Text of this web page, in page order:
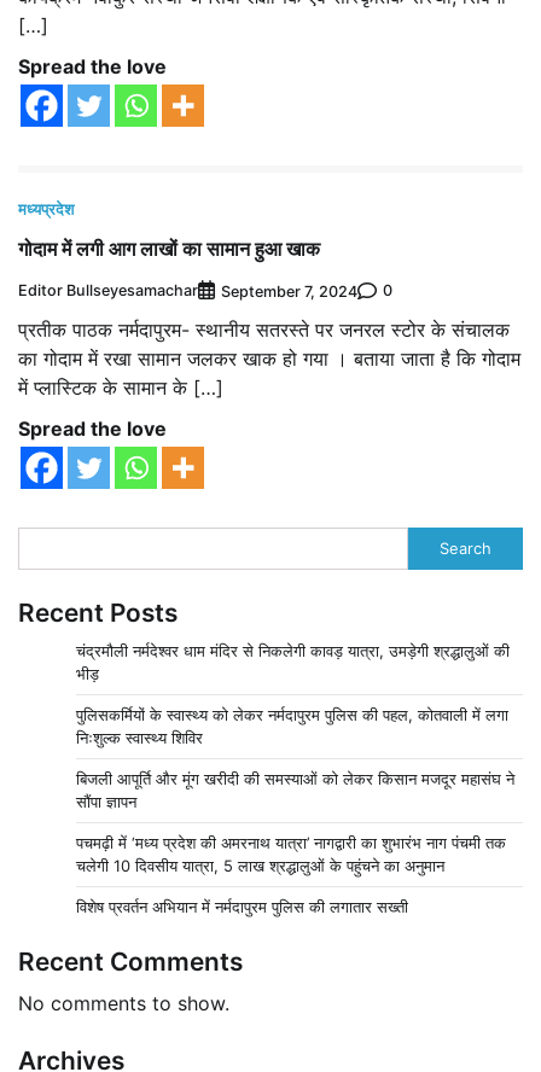
[…]
Spread the love
मध्यप्रदेश
गोदाम में लगी आग लाखों का सामान हुआ खाक
Editor Bullseyesamachar September 7, 2024 0
प्रतीक पाठक नर्मदापुरम- स्थानीय सतरस्ते पर जनरल स्टोर के संचालक
का गोदाम में रखा सामान जलकर खाक हो गया । बताया जाता है कि गोदाम
में प्लास्टिक के सामान के […]
Spread the love
Search
Recent Posts
चंद्रमौली नर्मदेश्वर धाम मंदिर से निकलेगी कावड़ यात्रा, उमड़ेगी श्रद्धालुओं की
भीड़
पुलिसकर्मियों के स्वास्थ्य को लेकर नर्मदापुरम पुलिस की पहल, कोतवाली में लगा
निःशुल्क स्वास्थ्य शिविर
बिजली आपूर्ति और मूंग खरीदी की समस्याओं को लेकर किसान मजदूर महासंघ ने
सौंपा ज्ञापन
पचमढ़ी में ‘मध्य प्रदेश की अमरनाथ यात्रा’ नागद्वारी का शुभारंभ नाग पंचमी तक
चलेगी 10 दिवसीय यात्रा, 5 लाख श्रद्धालुओं के पहुंचने का अनुमान
विशेष प्रवर्तन अभियान में नर्मदापुरम पुलिस की लगातार सख्ती
Recent Comments
No comments to show.
Archives